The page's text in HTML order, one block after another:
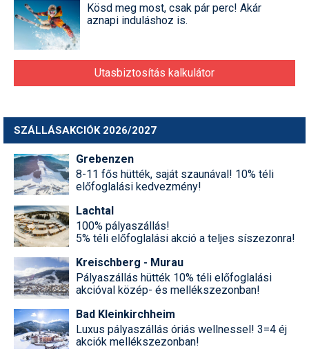
Kösd meg most, csak pár perc! Akár
aznapi induláshoz is.
Utasbiztosítás kalkulátor
SZÁLLÁSAKCIÓK 2026/2027
Grebenzen
8-11 fős hütték, saját szaunával! 10% téli
előfoglalási kedvezmény!
Lachtal
100% pályaszállás!
5% téli előfoglalási akció a teljes síszezonra!
Kreischberg - Murau
Pályaszállás hütték 10% téli előfoglalási
akcióval közép- és mellékszezonban!
Bad Kleinkirchheim
Luxus pályaszállás óriás wellnessel! 3=4 éj
akciók mellékszezonban!